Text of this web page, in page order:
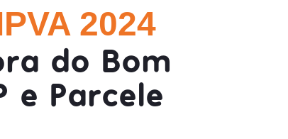
2024
do Bom
e Parcele